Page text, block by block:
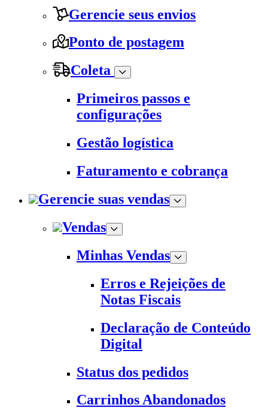
Gerencie seus envios
Ponto de postagem
Coleta
Primeiros passos e
configurações
Gestão logística
Faturamento e cobrança
Gerencie suas vendas
Vendas
Minhas Vendas
Erros e Rejeições de
Notas Fiscais
Declaração de Conteúdo
Digital
Status dos pedidos
Carrinhos Abandonados